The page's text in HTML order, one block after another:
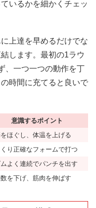
いるかを細かくチェッ
上達を早めるだけでな
します。最初の1ラウ
、一つ一つの動作を丁
時間に充てると良いで
意識するポイント
ほぐし、体温を上げる
り正確なフォームで打つ
ムよく連続でパンチを出す
を下げ、筋肉を伸ばす